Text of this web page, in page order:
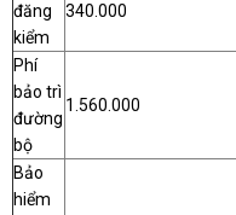
đăng
kiểm
340.000
Phí
bảo trì
đường
bộ
1.560.000
Bảo
hiểm